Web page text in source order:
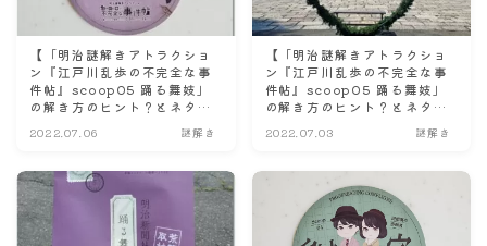
【「明治謎解きアトラクショ
ン『江戸川乱歩の不完全な事
件帖』scoop05 踊る舞妓」
の解き方のヒント？とネタバ
レにならない程度の感想。☆
後半戦☆】
2022.07.06 謎解き
【「明治謎解きアトラクショ
ン『江戸川乱歩の不完全な事
件帖』scoop05 踊る舞妓」
の解き方のヒント？とネタバ
レにならない程度の感想。☆
中盤戦☆】
2022.07.03 謎解き